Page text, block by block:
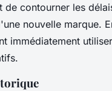
contourner les
nouvelle marque.
immédiatement